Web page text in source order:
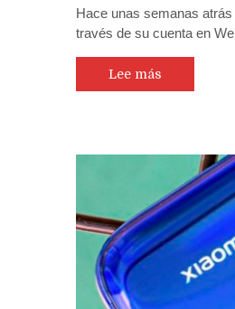
Hace unas semanas
través de su cuenta en
Lee más